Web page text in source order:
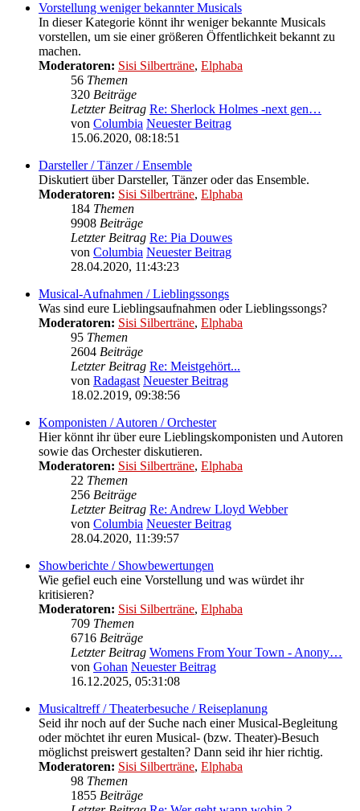
Vorstellung weniger bekannter Musicals
In dieser Kategorie könnt ihr weniger bekannte Musicals
vorstellen, um sie einer größeren Öffentlichkeit bekannt zu
machen.
Moderatoren: Sisi Silberträne, Elphaba
56 Themen
320 Beiträge
Letzter Beitrag Re: Sherlock Holmes -next gen…
von Columbia Neuester Beitrag
15.06.2020, 08:18:51
Darsteller / Tänzer / Ensemble
Diskutiert über Darsteller, Tänzer oder das Ensemble.
Moderatoren: Sisi Silberträne, Elphaba
184 Themen
9908 Beiträge
Letzter Beitrag Re: Pia Douwes
von Columbia Neuester Beitrag
28.04.2020, 11:43:23
Musical-Aufnahmen / Lieblingssongs
Was sind eure Lieblingsaufnahmen oder Lieblingssongs?
Moderatoren: Sisi Silberträne, Elphaba
95 Themen
2604 Beiträge
Letzter Beitrag Re: Meistgehört...
von Radagast Neuester Beitrag
18.02.2019, 09:38:56
Komponisten / Autoren / Orchester
Hier könnt ihr über eure Lieblingskomponisten und Autoren
sowie das Orchester diskutieren.
Moderatoren: Sisi Silberträne, Elphaba
22 Themen
256 Beiträge
Letzter Beitrag Re: Andrew Lloyd Webber
von Columbia Neuester Beitrag
28.04.2020, 11:39:57
Showberichte / Showbewertungen
Wie gefiel euch eine Vorstellung und was würdet ihr
kritisieren?
Moderatoren: Sisi Silberträne, Elphaba
709 Themen
6716 Beiträge
Letzter Beitrag Womens From Your Town - Anony…
von Gohan Neuester Beitrag
16.12.2025, 05:31:08
Musicaltreff / Theaterbesuche / Reiseplanung
Seid ihr noch auf der Suche nach einer Musical-Begleitung
oder möchtet ihr euren Musical- (bzw. Theater)-Besuch
möglichst preiswert gestalten? Dann seid ihr hier richtig.
Moderatoren: Sisi Silberträne, Elphaba
98 Themen
1855 Beiträge